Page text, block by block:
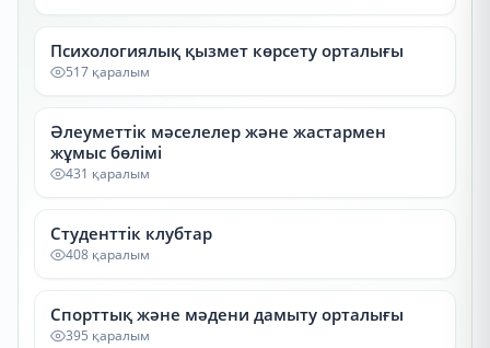
Психологиялық қызмет көрсету орталығы
517 қаралым
Әлеуметтік мәселелер және жастармен
жұмыс бөлімі
431 қаралым
Студенттік клубтар
408 қаралым
Спорттық және мәдени дамыту орталығы
395 қаралым